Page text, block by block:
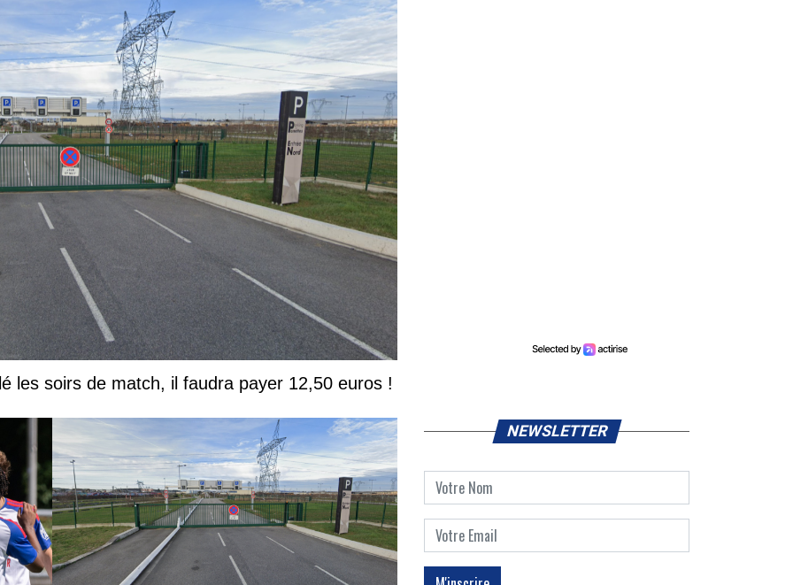
les soirs de match, il faudra payer 12,50 euros !
NEWSLETTER